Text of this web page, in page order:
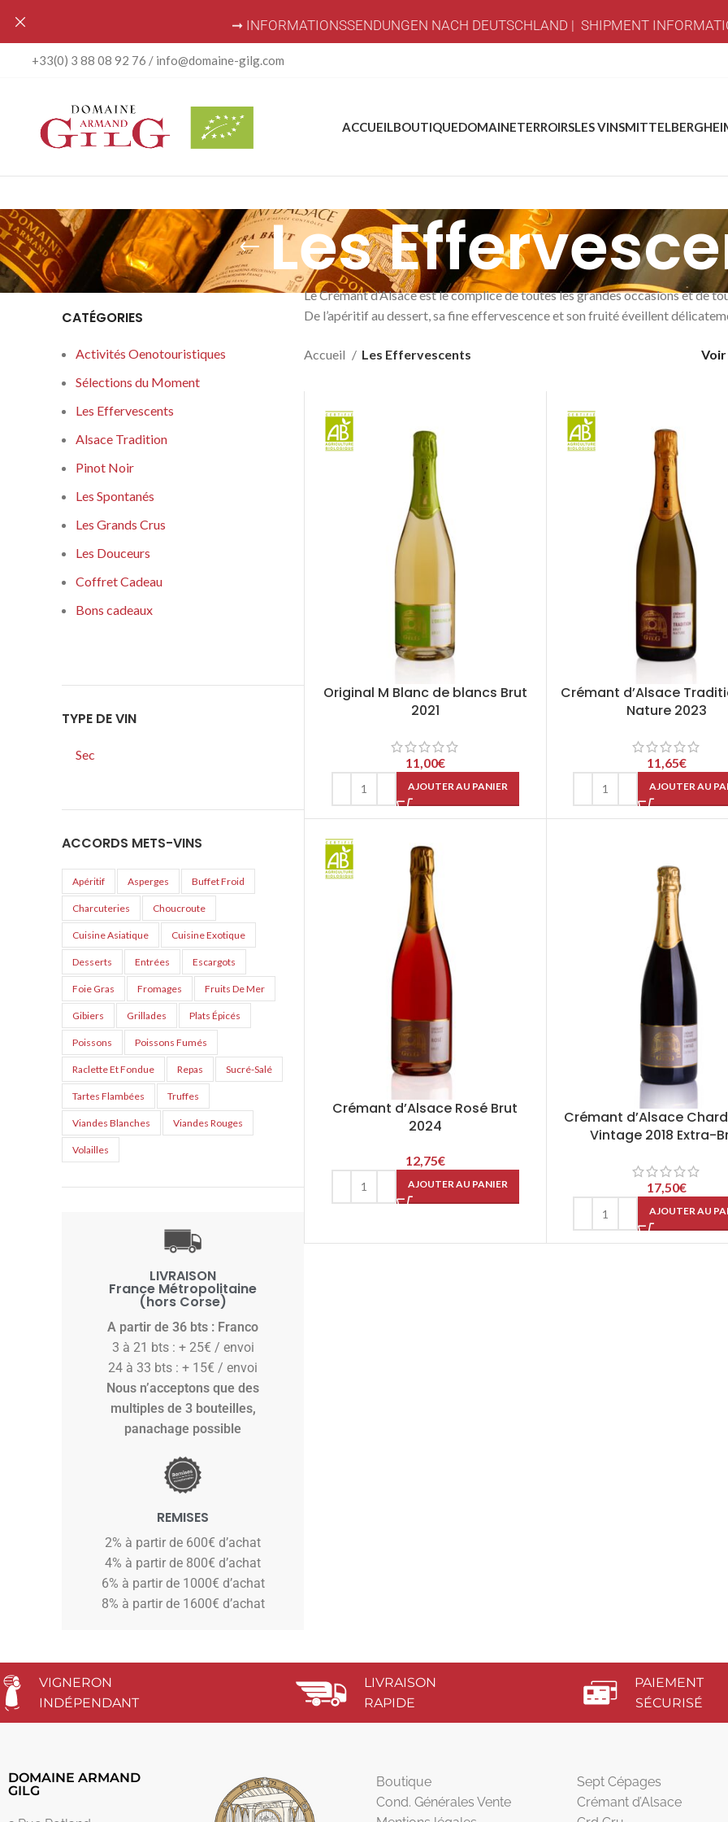
+33(0) 3 88 08 92 76 / info@domaine-gilg.com
ACCUEILBOUTIQUEDOMAINETERROIRSLES VINS
Les
CATÉGORIES
Activités Oenotouristiques
Sélections du Moment
Les Effervescents
Alsace Tradition
Pinot Noir
Les Spontanés
Les Grands Crus
Les Douceurs
Coffret Cadeau
Bons cadeaux
TYPE DE VIN
Sec
ACCORDS METS-VINS
Apéritif Asperges Buffet Froid
Charcuteries Choucroute
Cuisine Asiatique Cuisine Exotique
Desserts Entrées Escargots
Foie Gras Fromages Fruits De Mer
Gibiers Grillades Plats Épicés
Poissons Poissons Fumés
Raclette Et Fondue Repas Sucré-Salé
Tartes Flambées Truffes
Viandes Blanches Viandes Rouges
Volailles
LIVRAISON
France Métropolitaine
(hors Corse)
A partir de 36 bts : Franco
3 à 21 bts : + 25€ / envoi
24 à 33 bts : + 15€ / envoi
Nous n’acceptons que des
multiples de 3 bouteilles,
panachage possible
REMISES
2% à partir de 600€ d’achat
4% à partir de 800€ d’achat
6% à partir de 1000€ d’achat
8% à partir de 1600€ d’achat
Le Crémant d’Alsace est le complice de toutes les grandes occasions et de
De l’apéritif au dessert, sa fine effervescence et son fruité éveillent
Accueil Les Effervescents Voir
Original M Blanc de blancs Brut
2021
11,00€
AJOUTER AU PANIER
Crémant d’Alsace
Nature 2023
11,65€
AJOUTER AU
Crémant d’Alsace Rosé Brut
2024
12,75€
AJOUTER AU PANIER
Crémant d’Alsace
Vintage 2018 Extra-
17,50€
AJOUTER AU
VIGNERON
INDÉPENDANT
LIVRAISON
RAPIDE
PAIEMENT
SÉCURISÉ
DOMAINE ARMAND
GILG
Boutique
Cond. Générales Vente
Sept Cépages
Crémant d’Alsace
➞ INFORMATIONSSENDUNGEN NACH DEUTSCHLAND | SHIPMENT